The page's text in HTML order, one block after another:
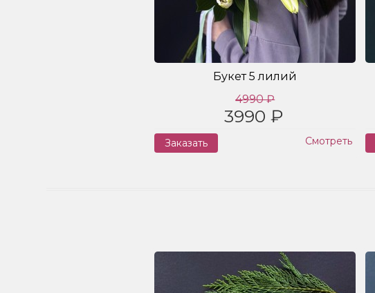
Букет 5 лилий
4990 ₽
3990 ₽
Заказать Смотреть